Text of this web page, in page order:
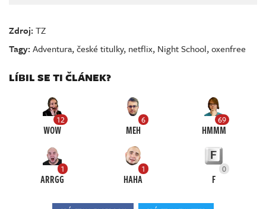
Zdroj:TZ
Tagy:Adventura,české titulky, netflix, Night School,oxenfree
LÍBIL SE TI ČLÁNEK?
12
WOW
6
MEH
69
HMMM
1
ARRGG
1
HAHA
0
F